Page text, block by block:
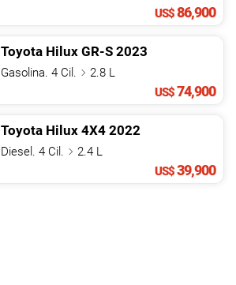
US$86,900
Toyota Hilux GR-S 2023
Gasolina. 4 Cil.
2.8 L
US$74,900
Toyota Hilux 4X4 2022
Diesel. 4 Cil.
2.4 L
US$39,900